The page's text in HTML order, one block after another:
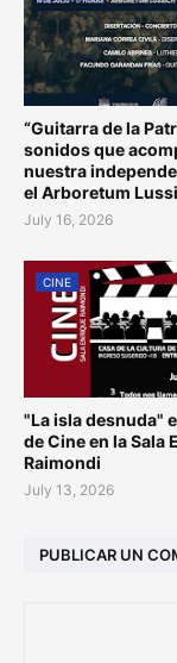
“Guitarra de la
sonidos que
nuestra
el Arboretum
July 16, 2026
CINE
"La isla desnuda"
de Cine en la Sala
Raimondi
July 13, 2026
PUBLICAR UN